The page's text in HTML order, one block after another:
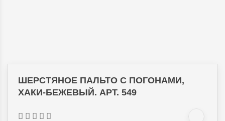
ШЕРСТЯНОЕ ПАЛЬТО С ПОГОНАМИ,
ХАКИ-БЕЖЕВЫЙ. АРТ. 549